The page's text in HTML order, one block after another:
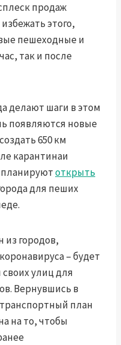
продаж
этого,
пешеходные и
так и после
делают шаги в этом
появляются новые
650 км
карантинаи
открыть
для пеших
городов,
– будет
своих улицдля
Вернувшись в
транспортный план
​​на то, чтобы